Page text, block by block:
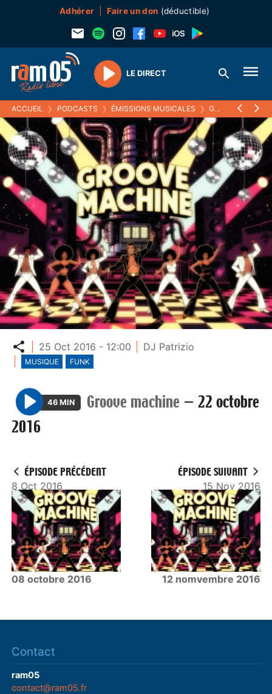
Adhérer Faire un don (déductible)
Play
LE DIRECT
ACCUEIL ❯ PODCASTS ❯ ÉMISSIONS MUSICALES ❯ GROOVE MACHINE
Partager
25 Oct 2016 - 12:00 DJ Patrizio
MUSIQUE FUNK
P
l
46 MIN Groove machine — 22 octobre
2016
ÉPISODE PRÉCÉDENT
8 Oct 2016
08 octobre 2016
ÉPISODE SUIVANT
15 Nov 2016
12 nomvembre 2016
Contact
ram05
contact@ram05.fr